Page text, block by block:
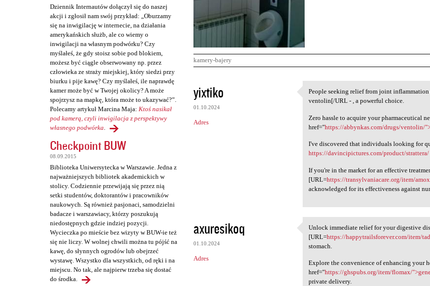
Dziennik Internautów dołączył się do naszej
akcji i zgłosił nam swój przykład: „Oburzamy
się na inwigilację w internecie, na działania
amerykańskich służb, ale co wiemy o
inwigilacji na własnym podwórku? Czy
myślałeś, że gdy stoisz sobie pod blokiem,
możesz być ciągle obserwowany np. przez
człowieka ze straży miejskiej, który siedzi przy
biurku i pije kawę? Czy myślałeś, ile naprawdę
kamer może być w Twojej okolicy? A może
spojrzysz na mapkę, która może to ukazywać?”.
Polecamy artykuł Marcina Maja: Ktoś nasikał
pod kamerą, czyli inwigilacja z perspektywy
własnego podwórka.
Checkpoint BUW
08.09.2015
Biblioteka Uniwersytecka w Warszawie. Jedna z
najważniejszych bibliotek akademickich w
stolicy. Codziennie przewijają się przez nią
setki studentów, doktorantów i pracowników
naukowych. Są również pasjonaci, samodzielni
badacze i warszawiacy, którzy poszukują
niedostępnych gdzie indziej pozycji.
Wycieczka po mieście bez wizyty w BUW-ie też
się nie liczy. W wolnej chwili można tu pójść na
kawę, do słynnych ogrodów lub obejrzeć
wystawę. Wszystko dla wszystkich, od ręki i na
miejscu. No tak, ale najpierw trzeba się dostać
do środka.
kamery-bajery
K
o
m
e
yixtiko
01.10.2024
Adres
People seeking relief from
People seeking relief from joint
ventolin[/URL - , a powerful choice.
Zero hassle to acquire your pharmaceutical
href="https://abbynkas.com/drugs/ventolin/
I've discovered that individuals looking for
https://davincipictures.com/product/strattera/
If you're in the market for an effective
[URL=https://transylvaniacare.org/item/
acknowledged for its effectiveness against
axuresikoq
01.10.2024
Adres
Unlock immediate relief for
Unlock immediate relief for your digestive
[URL=https://happytrailsforever.com/item/
stomach.
Explore the convenience of enhancing your
href="https://ghspubs.org/item/flomax/
private delivery.